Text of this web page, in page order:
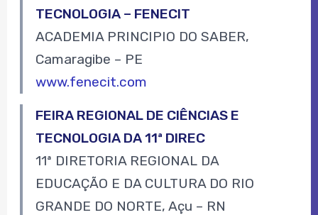
TECNOLOGIA – FENECIT
ACADEMIA PRINCIPIO DO SABER,
Camaragibe – PE
www.fenecit.com
FEIRA REGIONAL DE CIÊNCIAS E
TECNOLOGIA DA 11ª DIREC
11ª DIRETORIA REGIONAL DA
EDUCAÇÃO E DA CULTURA DO RIO
GRANDE DO NORTE, Açu – RN